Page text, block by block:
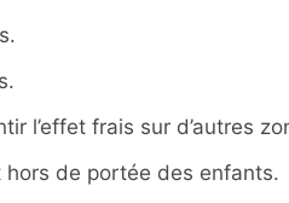
l’effet frais sur d’autres
hors de portée des enfants.